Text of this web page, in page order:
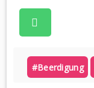
#beerdigung